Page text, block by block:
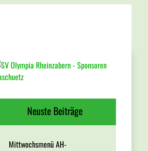
Neuste Beiträge
Mittwochsmenü AH-